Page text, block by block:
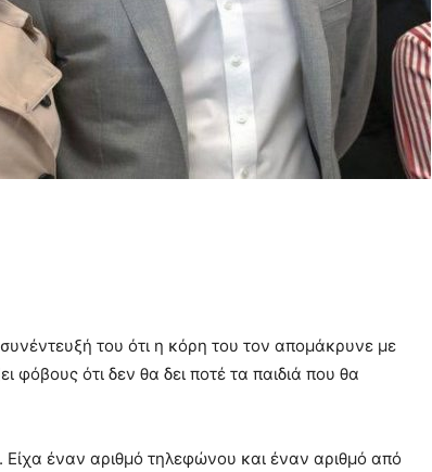
του ότι η κόρη του τον απομάκρυνε με
ότι δεν θα δει ποτέ τα παιδιά που θα
έναν αριθμό τηλεφώνου και έναν αριθμό από